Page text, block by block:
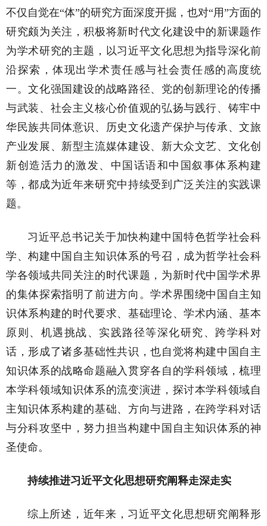
不仅自觉在“体”的研究方面深度开掘，也对“用”方面的
研究颇为关注，积极将新时代文化建设中的新课题作
为学术研究的主题，以习近平文化思想为指导深化前
沿探索，体现出学术责任感与社会责任感的高度统
一。文化强国建设的战略路径、党的创新理论的传播
与武装、社会主义核心价值观的弘扬与践行、铸牢中
华民族共同体意识、历史文化遗产保护与传承、文旅
产业发展、新型主流媒体建设、新大众文艺、文化创
新创造活力的激发、中国话语和中国叙事体系构建
等，都成为近年来研究中持续受到广泛关注的实践课
题。
习近平总书记关于加快构建中国特色哲学社会科
学、构建中国自主知识体系的号召，成为哲学社会科
学各领域共同关注的时代课题，为新时代中国学术界
的集体探索指明了前进方向。学术界围绕中国自主知
识体系构建的时代要求、基础理论、学术内涵、基本
原则、机遇挑战、实践路径等深化研究、跨学科对
话，形成了诸多基础性共识，也自觉将构建中国自主
知识体系的战略命题融入贯穿各自的学科领域，梳理
本学科领域知识体系的流变演进，探讨本学科领域自
主知识体系构建的基础、方向与进路，在跨学科对话
与分科攻坚中，努力担当构建中国自主知识体系的神
圣使命。
持续推进习近平文化思想研究阐释走深走实
综上所述，近年来，习近平文化思想研究阐释形